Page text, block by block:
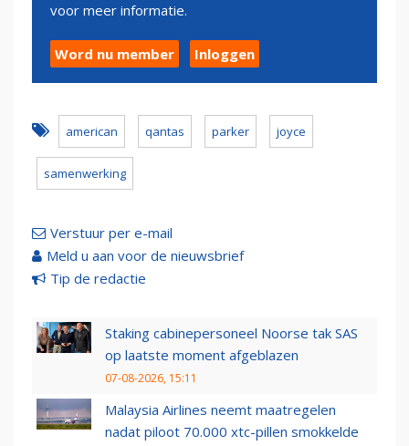
voor meer informatie.
Word nu member Inloggen
american qantas parker joyce
samenwerking
Verstuur per e-mail
Meld u aan voor de nieuwsbrief
Tip de redactie
Staking cabinepersoneel Noorse tak SAS
op laatste moment afgeblazen
07-08-2026, 15:11
Malaysia Airlines neemt maatregelen
nadat piloot 70.000 xtc-pillen smokkelde